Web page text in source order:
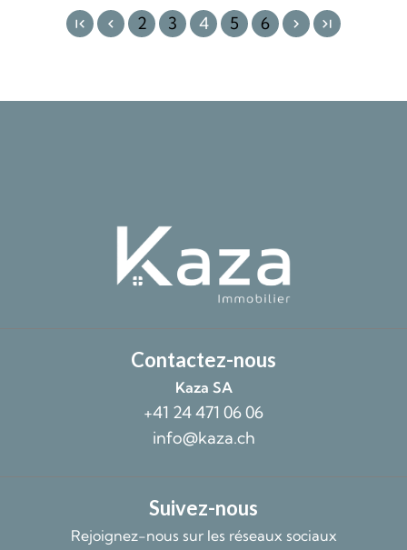
2 3 4 5 6
Contactez-nous
Kaza SA
+41 24 471 06 06
info@kaza.ch
Suivez-nous
Rejoignez-nous sur les réseaux sociaux